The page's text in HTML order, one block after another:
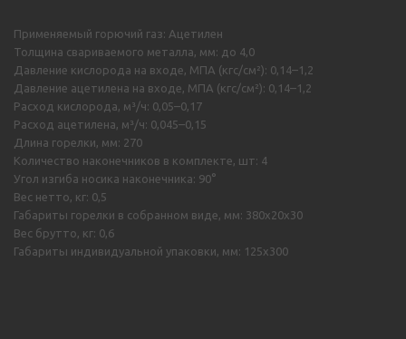
Применяемый горючий газ: Ацетилен
Толщина свариваемого металла, мм: до 4,0
Давление кислорода на входе, МПА (кгс/см²): 0,14–1,2
Давление ацетилена на входе, МПА (кгс/см²): 0,14–1,2
Расход кислорода, м³/ч: 0,05–0,17
Расход ацетилена, м³/ч: 0,045–0,15
Длина горелки, мм: 270
Количество наконечников в комплекте, шт: 4
Угол изгиба носика наконечника: 90°
Вес нетто, кг: 0,5
Габариты горелки в собранном виде, мм: 380х20х30
Вес брутто, кг: 0,6
Габариты индивидуальной упаковки, мм: 125х300